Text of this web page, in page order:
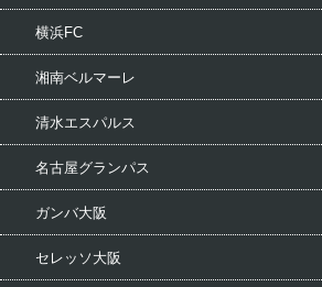
横浜FC
湘南ベルマーレ
清水エスパルス
名古屋グランパス
ガンバ大阪
セレッソ大阪